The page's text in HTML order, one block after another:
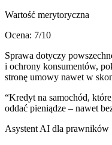
Wartość merytoryczna
Ocena: 7/10
Sprawa dotyczy
i ochrony konsumentów,
stronę umowy nawet w
“Kredyt na samochód,
oddać pieniądze – nawet
Asystent AI dla prawników